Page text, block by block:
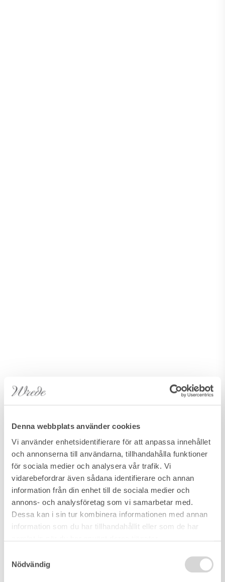
Denna webbplats använder cookies
Vi använder enhetsidentifierare för att anpassa innehållet
och annonserna till användarna, tillhandahålla funktioner
för sociala medier och analysera vår trafik. Vi
vidarebefordrar även sådana identifierare och annan
information från din enhet till de sociala medier och
annons- och analysföretag som vi samarbetar med.
Dessa kan i sin tur kombinera informationen med annan
information som du har tillhandahållit eller som de har
Nödvändig